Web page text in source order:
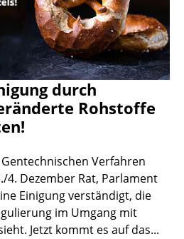
durch
Rohstoffe
Verfahren
4. Dezember Rat, Parlament
Einigung verständigt, die
im Umgang mit
Jetzt kommt es auf das...